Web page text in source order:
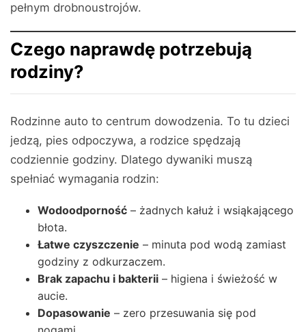
pełnym drobnoustrojów.
Czego naprawdę potrzebują
rodziny?
Rodzinne auto to centrum dowodzenia. To tu dzieci
jedzą, pies odpoczywa, a rodzice spędzają
codziennie godziny. Dlatego dywaniki muszą
spełniać wymagania rodzin:
Wodoodporność – żadnych kałuż i wsiąkającego
błota.
Łatwe czyszczenie – minuta pod wodą zamiast
godziny z odkurzaczem.
Brak zapachu i bakterii – higiena i świeżość w
aucie.
Dopasowanie – zero przesuwania się pod